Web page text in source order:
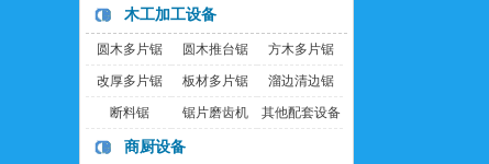
木工加工设备
圆木多片锯 圆木推台锯 方木多片锯
改厚多片锯 板材多片锯 溜边清边锯
断料锯 锯片磨齿机 其他配套设备
商厨设备